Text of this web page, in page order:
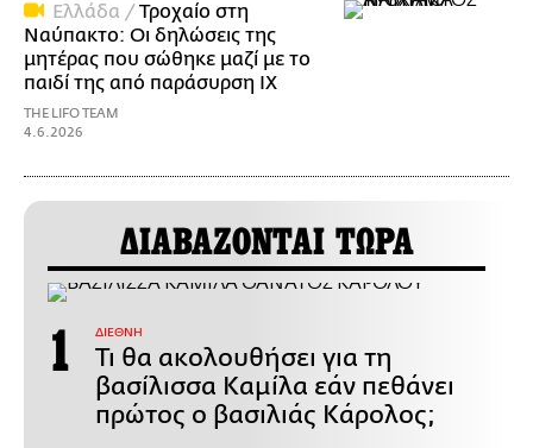
Ελλάδα / Τροχαίο στη
Ναύπακτο: Οι δηλώσεις της
μητέρας που σώθηκε μαζί με το
παιδί της από παράσυρση ΙΧ
THE LIFO TEAM
4.6.2026
ΔΙΑΒΑΖΟΝΤΑΙ ΤΩΡΑ
ΔΙΕΘΝΗ
Τι θα ακολουθήσει για τη
βασίλισσα Καμίλα εάν πεθάνει
πρώτος ο βασιλιάς Κάρολος;